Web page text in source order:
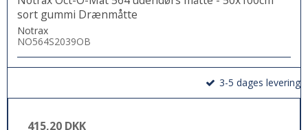
sort gummi Drænmåtte
Notrax
NO564S2039OB
3-5 dages levering
415,20 DKK